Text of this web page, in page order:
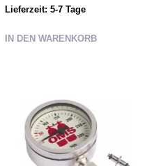
Lieferzeit: 5-7 Tage
IN DEN WARENKORB